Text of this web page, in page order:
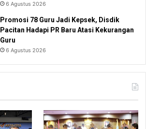
6 Agustus 2026
Promosi 78 Guru Jadi Kepsek, Disdik
Pacitan Hadapi PR Baru Atasi Kekurangan
Guru
6 Agustus 2026